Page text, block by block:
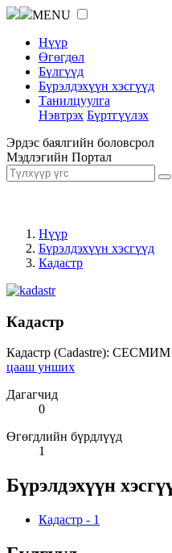
MENU
Нүүр
Өгөгдөл
Бүлгүүд
Бүрэлдэхүүн хэсгүүд
Танилцуулга
Нэвтрэх Бүртгүүлэх
Эрдэс баялгийн боловсрол
Мэдлэгийн Портал
Нүүр
Бүрэлдэхүүн хэсгүүд
Кадастр
Кадастр
Кадастр (Cadastre): СЕСМИМ
цааш унших
Дагагчид
0
Өгөгдлийн бүрдлүүд
1
Бүрэлдэхүүн
Кадастр - 1